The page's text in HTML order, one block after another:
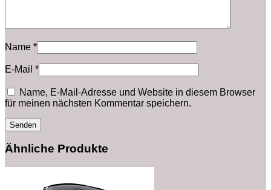
Name *
E-Mail *
Name, E-Mail-Adresse und Website in diesem Browser
für meinen nächsten Kommentar speichern.
Ähnliche Produkte